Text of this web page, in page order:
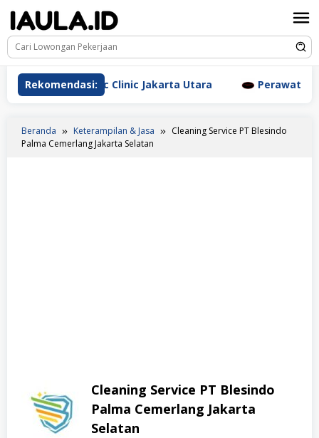
konten
Rekomendasi:
Aesthetic Clinic Jakarta Utara Perawat Dr.
Beranda Keterampilan & Jasa
Cleaning Service PT Blesindo
Palma Cemerlang Jakarta Selatan
Cleaning Service PT Blesindo
Palma Cemerlang Jakarta
Selatan